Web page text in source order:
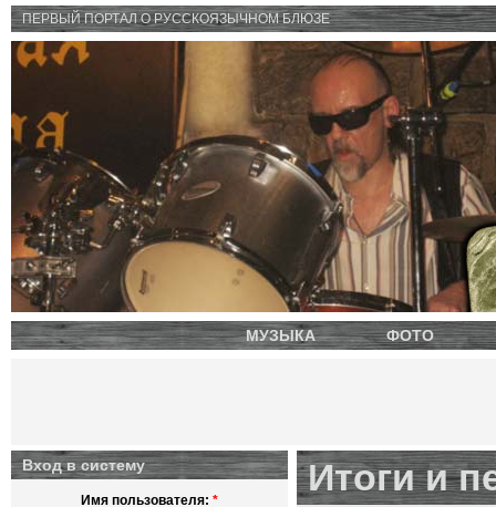
ПЕРВЫЙ ПОРТАЛ O РУССКОЯЗЫЧНОМ БЛЮЗЕ
МУЗЫКА ФОТО
Вход в систему
Имя пользователя: *
Итоги и